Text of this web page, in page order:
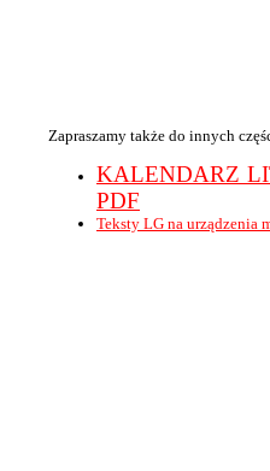
Zapraszamy także do innych
KALENDARZ
PDF
Teksty LG na urządzenia